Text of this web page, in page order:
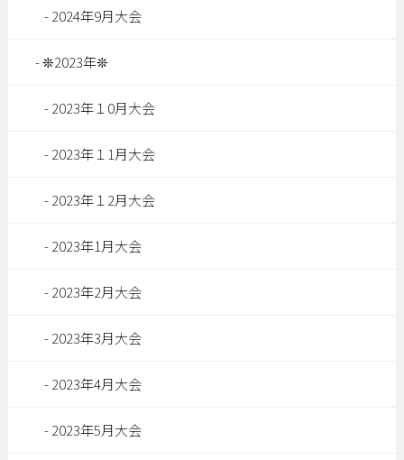
2024年9月大会
❊2023年❊
2023年１0月大会
2023年１1月大会
2023年１2月大会
2023年1月大会
2023年2月大会
2023年3月大会
2023年4月大会
2023年5月大会